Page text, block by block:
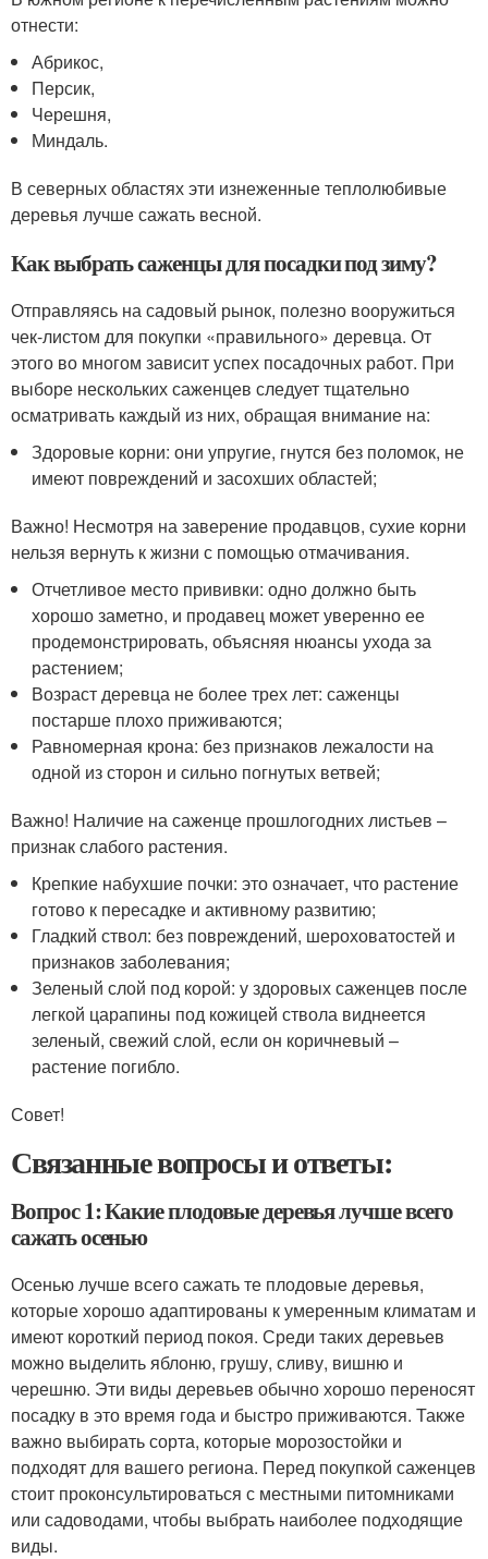
отнести:
Абрикос,
Персик,
Черешня,
Миндаль.
В северных областях эти изнеженные теплолюбивые
деревья лучше сажать весной.
Как выбрать саженцы для посадки под зиму?
Отправляясь на садовый рынок, полезно вооружиться
чек-листом для покупки «правильного» деревца. От
этого во многом зависит успех посадочных работ. При
выборе нескольких саженцев следует тщательно
осматривать каждый из них, обращая внимание на:
Здоровые корни: они упругие, гнутся без поломок, не
имеют повреждений и засохших областей;
Важно! Несмотря на заверение продавцов, сухие корни
нельзя вернуть к жизни с помощью отмачивания.
Отчетливое место прививки: одно должно быть
хорошо заметно, и продавец может уверенно ее
продемонстрировать, объясняя нюансы ухода за
растением;
Возраст деревца не более трех лет: саженцы
постарше плохо приживаются;
Равномерная крона: без признаков лежалости на
одной из сторон и сильно погнутых ветвей;
Важно! Наличие на саженце прошлогодних листьев –
признак слабого растения.
Крепкие набухшие почки: это означает, что растение
готово к пересадке и активному развитию;
Гладкий ствол: без повреждений, шероховатостей и
признаков заболевания;
Зеленый слой под корой: у здоровых саженцев после
легкой царапины под кожицей ствола виднеется
зеленый, свежий слой, если он коричневый –
растение погибло.
Совет!
Связанные вопросы и ответы:
Вопрос 1: Какие плодовые деревья лучше всего
сажать осенью
Осенью лучше всего сажать те плодовые деревья,
которые хорошо адаптированы к умеренным климатам и
имеют короткий период покоя. Среди таких деревьев
можно выделить яблоню, грушу, сливу, вишню и
черешню. Эти виды деревьев обычно хорошо переносят
посадку в это время года и быстро приживаются. Также
важно выбирать сорта, которые морозостойки и
подходят для вашего региона. Перед покупкой саженцев
стоит проконсультироваться с местными питомниками
или садоводами, чтобы выбрать наиболее подходящие
виды.